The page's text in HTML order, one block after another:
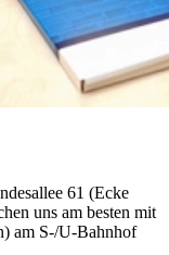
61 (Ecke
uns am besten mit
am S-/U-Bahnhof